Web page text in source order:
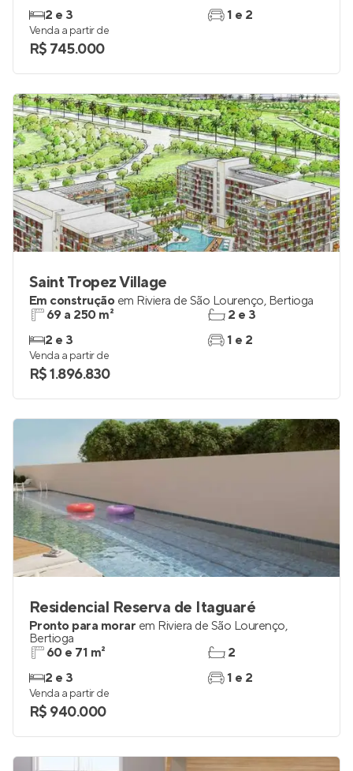
2 e 3 1 e 2
Venda a partir de
R$ 745.000
Saint Tropez Village
Em construção em Riviera de São Lourenço, Bertioga
69 a 250 m²
2 e 3
2 e 3
1 e 2
Venda a partir de
R$ 1.896.830
Residencial Reserva de Itaguaré
Pronto para morar em Riviera de São Lourenço,
Bertioga
60 e 71 m²
2 e 3
2
1 e 2
Venda a partir de
R$ 940.000